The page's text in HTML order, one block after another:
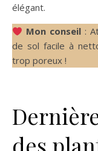
élégant.
Mon conseil:
de sol facile à
trop poreux !
des